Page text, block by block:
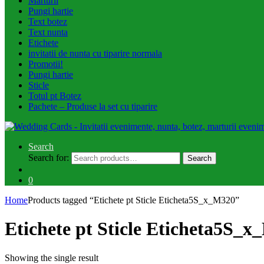
Pungi hartie
Text botez
Text nunta
Etichete
invitatii de nunta cu tiparire normala
Promotii!
Pungi hartie
Sticle
Totul pt Botez
Pachete – Produse la set cu tiparire
Search
Search for:
Search
0
HomeProducts tagged “Etichete pt Sticle Eticheta5S_x_M320”
Etichete pt Sticle
Showing the single result